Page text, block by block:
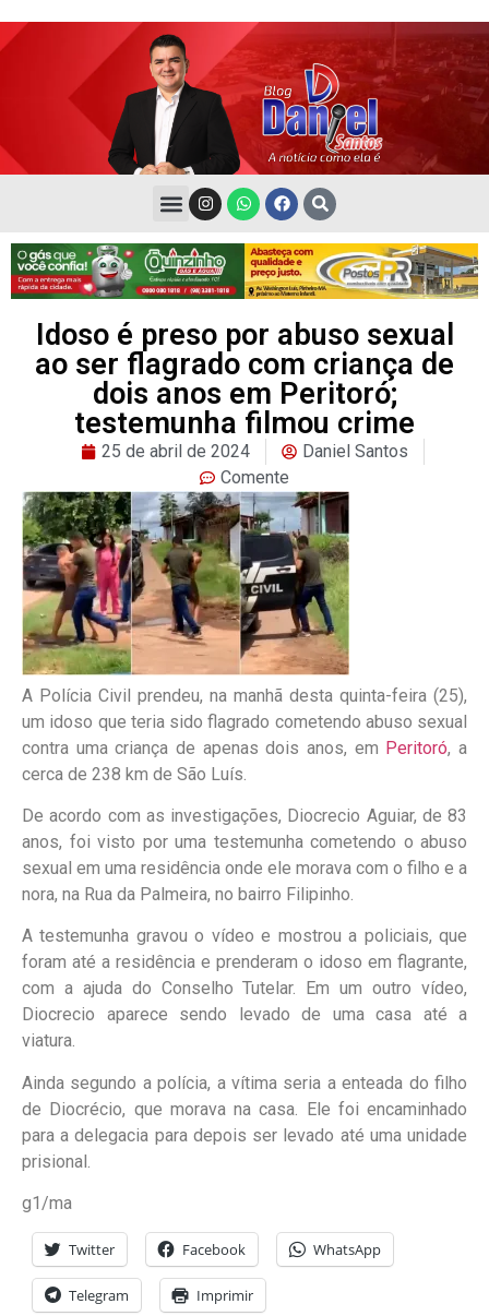
Idoso é preso por abuso sexual
ao ser flagrado com criança de
dois anos em Peritoró;
testemunha filmou crime
25 de abril de 2024
Daniel Santos
Comente
A Polícia Civil prendeu, na manhã desta quinta-feira (25),
um idoso que teria sido flagrado cometendo abuso sexual
contra uma criança de apenas dois anos, em Peritoró, a
cerca de 238 km de São Luís.
De acordo com as investigações, Diocrecio Aguiar, de 83
anos, foi visto por uma testemunha cometendo o abuso
sexual em uma residência onde ele morava com o filho e a
nora, na Rua da Palmeira, no bairro Filipinho.
A testemunha gravou o vídeo e mostrou a policiais, que
foram até a residência e prenderam o idoso em flagrante,
com a ajuda do Conselho Tutelar. Em um outro vídeo,
Diocrecio aparece sendo levado de uma casa até a
viatura.
Ainda segundo a polícia, a vítima seria a enteada do filho
de Diocrécio, que morava na casa. Ele foi encaminhado
para a delegacia para depois ser levado até uma unidade
prisional.
g1/ma
Twitter Facebook WhatsApp
Telegram Imprimir